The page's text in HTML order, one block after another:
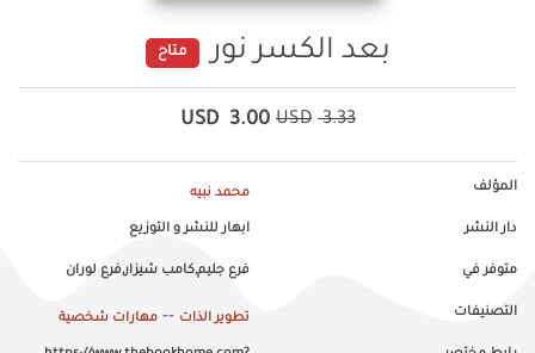
بعد الكسر نور متاح
3.33
USD
3.00
USD
المؤلف محمد نبيه
دار النشر ابهار للنشر و التوزيع
متوفر في فرع جليم,كامب شيزار,فرع لوران
التصنيفات تطوير الذات -- مهارات شخصية